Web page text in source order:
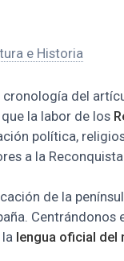
e Historia
del
la labor de los
política,
a la
de la
lengua oficial del